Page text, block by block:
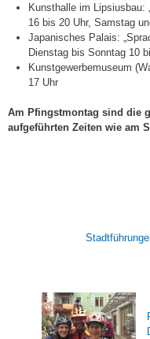
Kunsthalle im Lipsiusbau:
16 bis 20 Uhr, Samstag
Japanisches Palais:
Dienstag bis Sonntag 10
Kunstgewerbemuseum
17 Uhr
Am Pfingstmontag sind die
aufgeführten Zeiten wie am